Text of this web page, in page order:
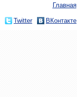
Главная
Twitter ВКонтакте